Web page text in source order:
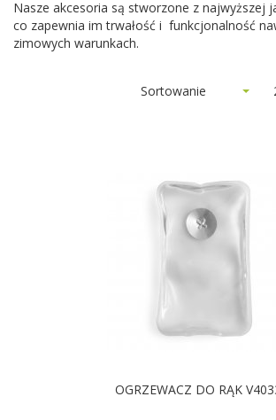
Nasze akcesoria są stworzone z najwyższej
co zapewnia im trwałość i funkcjonalność
zimowych warunkach.
Sortowanie
OGRZEWACZ DO RĄK